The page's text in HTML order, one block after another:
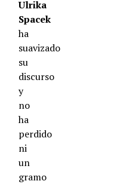
Ulrika
Spacek
ha
suavizado
su
discurso
y
no
ha
perdido
ni
un
gramo